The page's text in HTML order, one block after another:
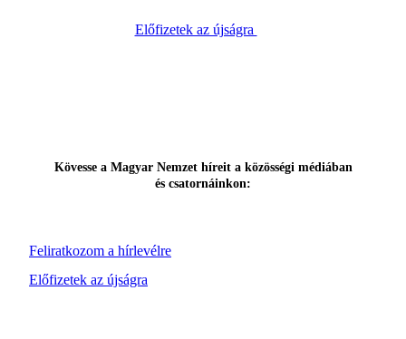
Előfizetek az újságra
Feliratkozom a hírlevélre
Kövesse a Magyar Nemzet híreit a közösségi médiában
és csatornáinkon:
Előfizetek az újságra